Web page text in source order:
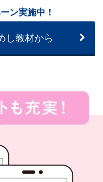
ン実施中！
し教材から